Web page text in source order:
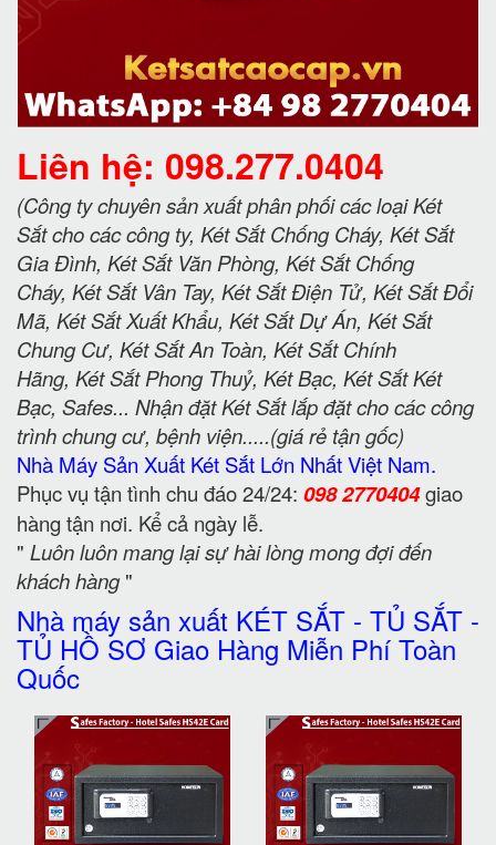
Liên hệ: 098.277.0404
(Công ty chuyên sản xuất phân phối các loại Két
Sắt cho các công ty, Két Sắt Chống Cháy, Két Sắt
Gia Đình, Két Sắt Văn Phòng, Két Sắt Chống
Cháy, Két Sắt Vân Tay, Két Sắt Điện Tử, Két Sắt Đổi
Mã, Két Sắt Xuất Khẩu, Két Sắt Dự Án, Két Sắt
Chung Cư, Két Sắt An Toàn, Két Sắt Chính
Hãng, Két Sắt Phong Thuỷ, Két Bạc, Két Sắt Két
Bạc, Safes... Nhận đặt Két Sắt lắp đặt cho các công
trình chung cư, bệnh viện.....(giá rẻ tận gốc)
Nhà Máy Sản Xuất Két Sắt Lớn Nhất Việt Nam.
Phục vụ tận tình chu đáo 24/24: 098 2770404giao
hàng tận nơi. Kể cả ngày lễ.
" Luôn luôn mang lại sự hài lòng mong đợi đến
khách hàng"
Nhà máy sản xuất KÉT SẮT - TỦ SẮT -
TỦ HỒ SƠ Giao Hàng Miễn Phí Toàn
Quốc